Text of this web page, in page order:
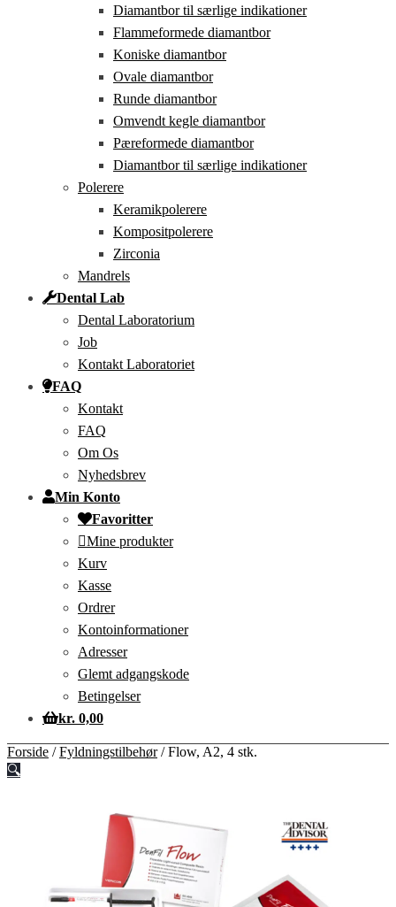
Diamantbor til særlige indikationer
Flammeformede diamantbor
Koniske diamantbor
Ovale diamantbor
Runde diamantbor
Omvendt kegle diamantbor
Pæreformede diamantbor
Diamantbor til særlige indikationer
Polerere
Keramikpolerere
Kompositpolerere
Zirconia
Mandrels
Dental Lab
Dental Laboratorium
Job
Kontakt Laboratoriet
FAQ
Kontakt
FAQ
Om Os
Nyhedsbrev
Min Konto
Favoritter
Mine produkter
Kurv
Kasse
Ordrer
Kontoinformationer
Adresser
Glemt adgangskode
Betingelser
kr. 0,00
Forside /Fyldningstilbehør/Flow, A2, 4 stk.
🔍